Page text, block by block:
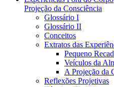
Projeção da Consciência
Glossário I
Glossário II
Conceitos
Extratos das
Pequeno
Veículos da
A Projeção da
Reflexões Projetivas